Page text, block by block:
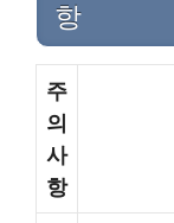
항
주
의
사
항